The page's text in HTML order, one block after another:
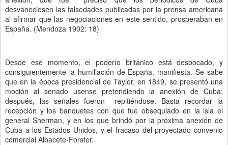
desvaneciesen las falsedades publicadas por la prensa americana
al afirmar que las negociaciones en este sentido, prosperaban en
España. (Mendoza 1902: 18)
Desde ese momento, el poderío británico está desbocado, y
consiguientemente la humillación de España, manifiesta. Se sabe
que en la época presidencial de Taylor, en 1849, se presentó una
moción al senado usense pretendiendo la anexión de Cuba;
después, las señales fueron repitiéndose. Basta recordar la
recepción y los banquetes con que fue obsequiado en la isla el
general Sherman, y en los que brindó por la próxima anexión de
Cuba a los Estados Unidos, y el fracaso del proyectado convenio
comercial Albacete-Forster.